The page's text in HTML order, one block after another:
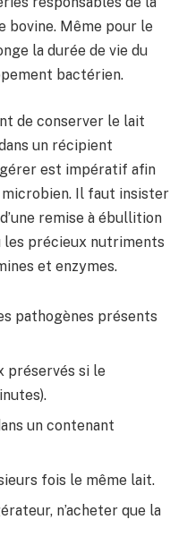
bovine. Même pour le
la durée de vie du
bactérien.
de conserver le lait
un récipient
est impératif afin
Il faut insister
remise à ébullition
précieux nutriments
et enzymes.
pathogènes présents
préservés si le
un contenant
fois le même lait.
n’acheter que la